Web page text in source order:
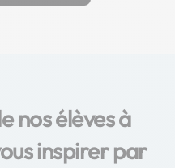
nos élèves à
inspirer par